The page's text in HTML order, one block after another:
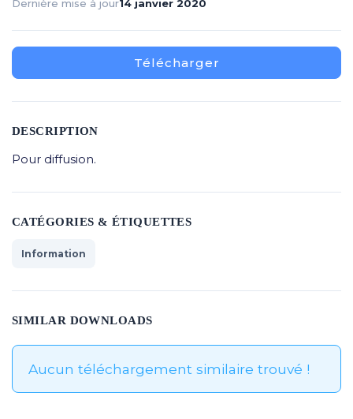
Dernière mise à jour14 janvier 2020
Télécharger
DESCRIPTION
Pour diffusion.
CATÉGORIES & ÉTIQUETTES
Information
SIMILAR DOWNLOADS
Aucun téléchargement similaire trouvé !